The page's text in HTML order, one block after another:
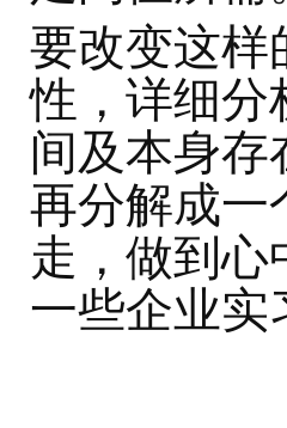
要改变这样
性，详细分
间及本身
再分解成一
走，做到
一些企业实